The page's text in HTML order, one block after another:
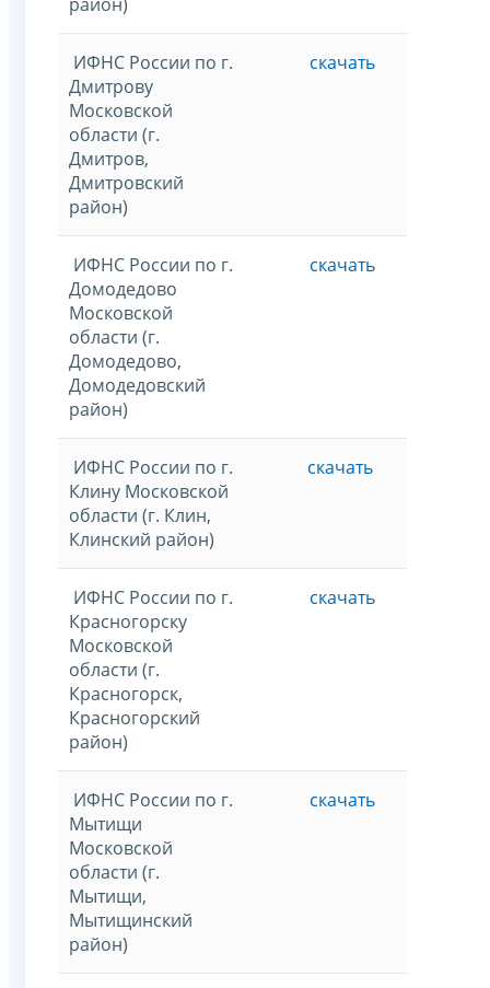
ИФНС России по г.
Дмитрову
Московской
области (г.
Дмитров,
Дмитровский
район)
скачать
ИФНС России по г.
Домодедово
Московской
области (г.
Домодедово,
Домодедовский
район)
скачать
ИФНС России по г.
Клину Московской
области (г. Клин,
Клинский район)
скачать
ИФНС России по г.
Красногорску
Московской
области (г.
Красногорск,
Красногорский
район)
скачать
ИФНС России по г.
Мытищи
Московской
области (г.
Мытищи,
Мытищинский
район)
скачать